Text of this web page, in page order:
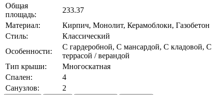
Общая
площадь:
233.37
Материал:
Кирпич, Монолит, Керамоблоки, Газобетон
Стиль:
Классический
Особенности:
С гардеробной, С мансардой, С кладовой, С
террасой / верандой
Тип крыши:
Многоскатная
Спален:
4
Санузлов:
2